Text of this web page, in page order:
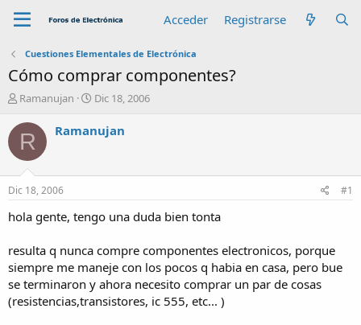
Acceder Registrarse
Cuestiones Elementales de Electrónica
Cómo comprar componentes?
A
t
o
r
Ramanujan
F
c
n
i
o
Dic 18, 2006
R Ramanujan
Dic 18, 2006 #1
hola gente, tengo una duda bien tonta
resulta q nunca compre componentes electronicos, porque
siempre me maneje con los pocos q habia en casa, pero bue
se terminaron y ahora necesito comprar un par de cosas
(resistencias,transistores, ic 555, etc... )